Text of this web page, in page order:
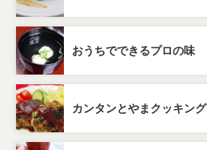
おうちでできるプロの味
カンタンとやまクッキング